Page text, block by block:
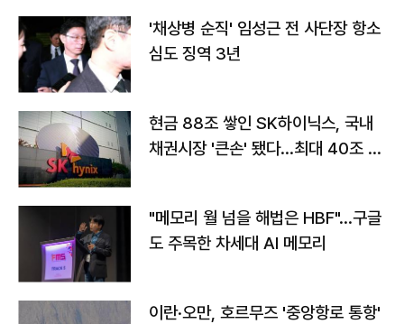
'채상병 순직' 임성근 전 사단장 항소
심도 징역 3년
현금 88조 쌓인 SK하이닉스, 국내
채권시장 '큰손' 됐다…최대 40조 투
"메모리 월 넘을 해법은 HBF"…구글
도 주목한 차세대 AI 메모리
이란·오만, 호르무즈 '중앙항로 통항'